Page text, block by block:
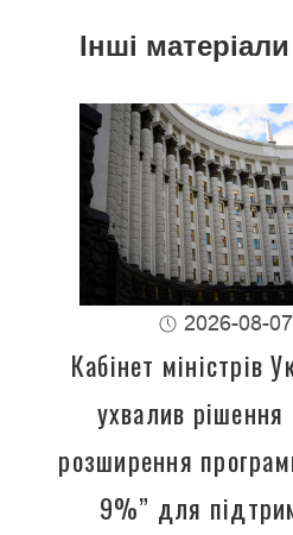
Інші
2026-08-07
Кабінет міністрів
ухвалив рішення
розширення
9%” для